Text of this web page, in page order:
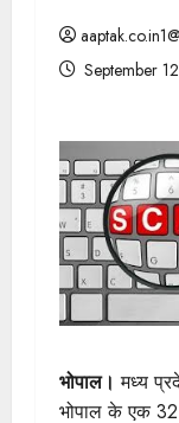
September
भोपाल। मध्य
भोपाल के एक 32